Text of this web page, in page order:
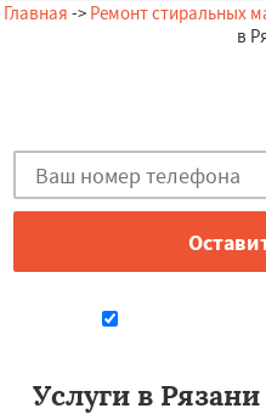
Главная -> Ремонт стиральных
в
Услуги в